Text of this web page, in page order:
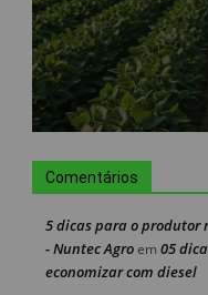
Comentários
5 dicas para o produtor
- Nuntec Agroem 05
economizar com diesel